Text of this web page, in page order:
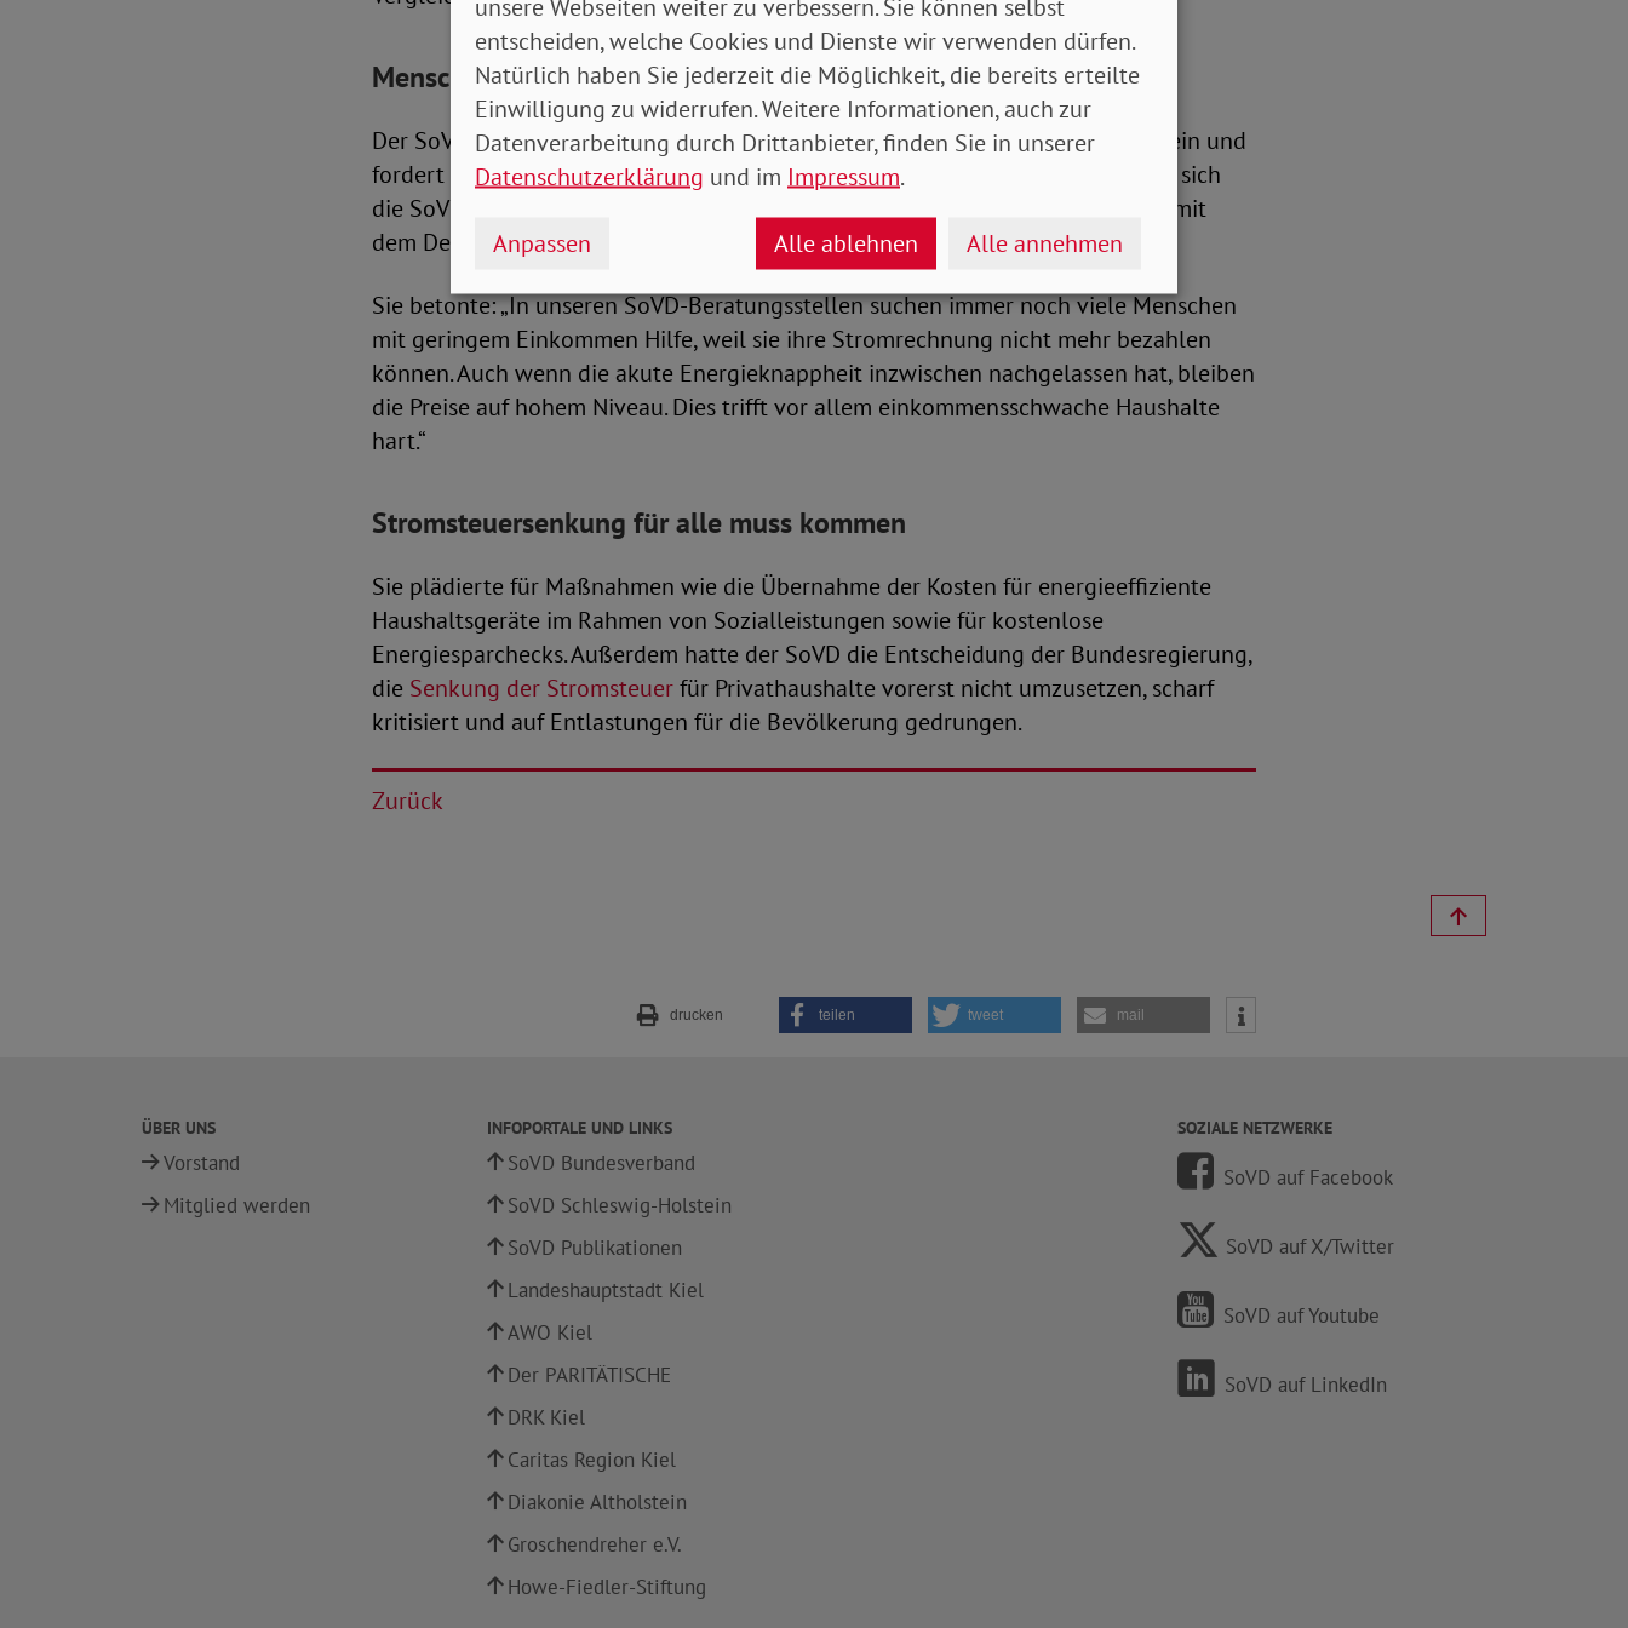
Menschen suchen Hilfe in SoVD-Beratungsstellen
Der SoVD setzt sich für die Belange von Menschen mit niedrigen Einkommen ein und
fordert gezielte Unterstützung im Kampf gegen Energiearmut. Im Mai äußerte sich
die SoVD-Vorstandsvorsitzende Michaela Engelmeier dazu in einem Gespräch mit
dem Deutschlandfunk.
Sie betonte: „In unseren SoVD-Beratungsstellen suchen immer noch viele Menschen
mit geringem Einkommen Hilfe, weil sie ihre Stromrechnung nicht mehr bezahlen
können. Auch wenn die akute Energieknappheit inzwischen nachgelassen hat, bleiben
die Preise auf hohem Niveau. Dies trifft vor allem einkommensschwache Haushalte
hart.“
Stromsteuersenkung für alle muss kommen
Sie plädierte für Maßnahmen wie die Übernahme der Kosten für energieeffiziente
Haushaltsgeräte im Rahmen von Sozialleistungen sowie für kostenlose
Energiesparchecks. Außerdem hatte der SoVD die Entscheidung der Bundesregierung,
die Senkung der Stromsteuerfür Privathaushalte vorerst nicht umzusetzen, scharf
kritisiert und auf Entlastungen für die Bevölkerung gedrungen.
Zurück
drucken teilen tweet mail
ÜBER UNS
Vorstand
Mitglied werden
INFOPORTALE UND LINKS
SoVD Bundesverband
SoVD Schleswig-Holstein
SoVD Publikationen
Landeshauptstadt Kiel
AWO Kiel
Der PARITÄTISCHE
DRK Kiel
Caritas Region Kiel
Diakonie Altholstein
Groschendreher e.V.
Howe-Fiedler-Stiftung
SOZIALE NETZWERKE
SoVD auf Facebook
SoVD auf X/Twitter
SoVD auf Youtube
SoVD auf LinkedIn
entscheiden, welche Cookies und Dienste wir verwenden dürfen.
Natürlich haben Sie jederzeit die Möglichkeit, die bereits erteilte
Einwilligung zu widerrufen. Weitere Informationen, auch zur
Datenverarbeitung durch Drittanbieter, finden Sie in unserer
Datenschutzerklärung und im Impressum.
Anpassen Alle ablehnen Alle annehmen